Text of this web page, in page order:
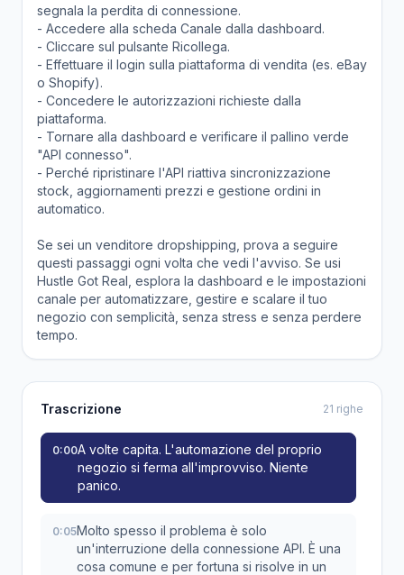
segnala la perdita di connessione.
- Accedere alla scheda Canale dalla dashboard.
- Cliccare sul pulsante Ricollega.
- Effettuare il login sulla piattaforma di vendita (es. eBay
o Shopify).
- Concedere le autorizzazioni richieste dalla
piattaforma.
- Tornare alla dashboard e verificare il pallino verde
"API connesso".
- Perché ripristinare l'API riattiva sincronizzazione
stock, aggiornamenti prezzi e gestione ordini in
automatico.
Se sei un venditore dropshipping, prova a seguire
questi passaggi ogni volta che vedi l'avviso. Se usi
Hustle Got Real, esplora la dashboard e le impostazioni
canale per automatizzare, gestire e scalare il tuo
negozio con semplicità, senza stress e senza perdere
tempo.
Trascrizione 21 righe
0:00A volte capita. L'automazione del proprio
negozio si ferma all'improvviso. Niente
panico.
0:05Molto spesso il problema è solo
un'interruzione della connessione API. È una
cosa comune e per fortuna si risolve in un